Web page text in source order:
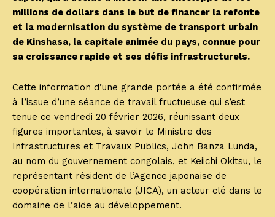
millions de dollars dans le but de financer la refonte
et la modernisation du système de transport urbain
de Kinshasa, la capitale animée du pays, connue pour
sa croissance rapide et ses défis infrastructurels.
Cette information d’une grande portée a été confirmée
à l’issue d’une séance de travail fructueuse qui s’est
tenue ce vendredi 20 février 2026, réunissant deux
figures importantes, à savoir le Ministre des
Infrastructures et Travaux Publics, John Banza Lunda,
au nom du gouvernement congolais, et Keiichi Okitsu, le
représentant résident de l’Agence japonaise de
coopération internationale (JICA), un acteur clé dans le
domaine de l’aide au développement.